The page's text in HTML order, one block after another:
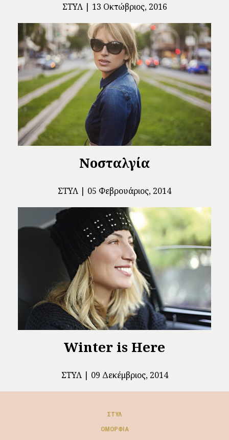
ΣΤΥΛ 13 Οκτώβριος, 2016
Νοσταλγία
ΣΤΥΛ 05 Φεβρουάριος, 2014
Winter is Here
ΣΤΥΛ 09 Δεκέμβριος, 2014
ΣΤΥΛ
ΟΜΟΡΦΙΆ